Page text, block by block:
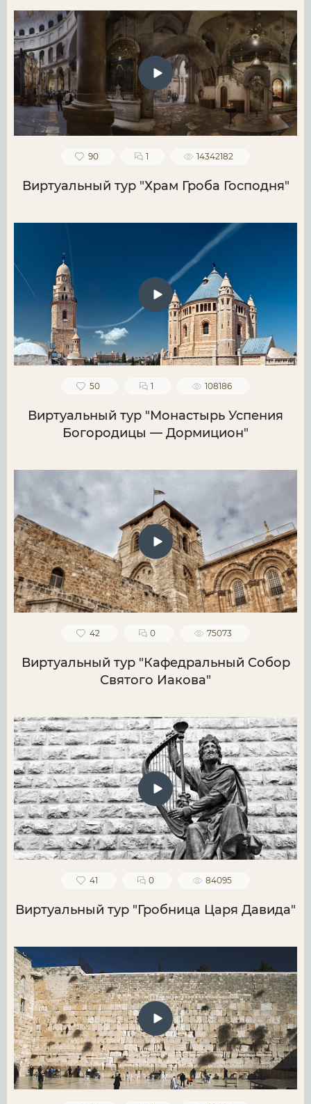
90 1 14342182
Виртуальный тур "Храм Гроба Господня"
50 1 108186
Виртуальный тур "Монастырь Успения
Богородицы — Дормицион"
42 0 75073
Виртуальный тур "Кафедральный Собор
Святого Иакова"
41 0 84095
Виртуальный тур "Гробница Царя Давида"